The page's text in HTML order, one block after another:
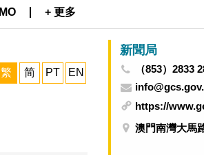
+ 更多
繁 简 PT EN
新聞局
（853）2833
https://
澳門南灣大馬